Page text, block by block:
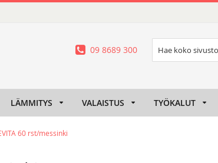
Haku
09 8689 300
LÄMMITYS VALAISTUS TYÖKALUT
60 rst/messinki